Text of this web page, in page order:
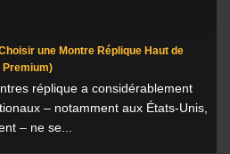
une Montre Réplique Haut de
Premium)
réplique a considérablement
– notamment aux États-Unis,
– ne se...